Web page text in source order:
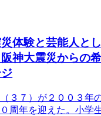
体験と芸能人とし
神大震災からの希
３７）が２００３年
周年を迎えた。小学